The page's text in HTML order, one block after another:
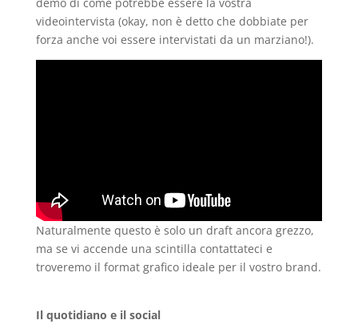
videointervista (okay, non è detto che dobbiate per
forza anche voi essere intervistati da un marziano!).
Naturalmente questo è solo un draft ancora grezzo,
ma se vi accende una scintilla contattateci e
troveremo il format grafico ideale per il vostro brand.
Il quotidiano e il social